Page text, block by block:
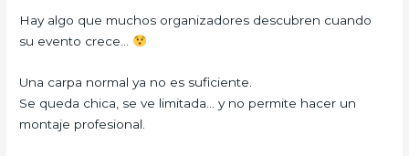
Hay algo que muchos organizadores descubren cuando
su evento crece…
Una carpa normal ya no es suficiente.
Se queda chica, se ve limitada… y no permite hacer un
montaje profesional.